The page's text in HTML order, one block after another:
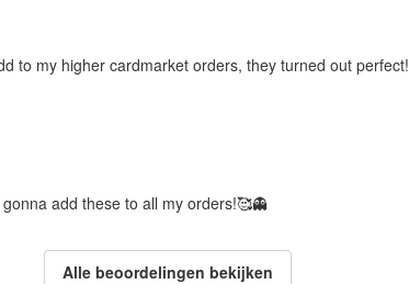
to my higher cardmarket orders, they turned out perfect!
add these to all my orders!🥰👻
Alle beoordelingen bekijken